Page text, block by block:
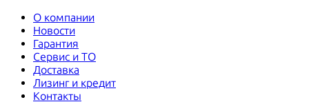
О компании
Новости
Гарантия
Сервис и ТО
Доставка
Лизинг и кредит
Контакты